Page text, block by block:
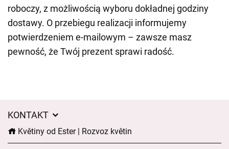
roboczy, z możliwością wyboru dokładnej godziny
dostawy. O przebiegu realizacji informujemy
potwierdzeniem e-mailowym – zawsze masz
pewność, że Twój prezent sprawi radość.
KONTAKT
Květiny od Ester | Rozvoz květin